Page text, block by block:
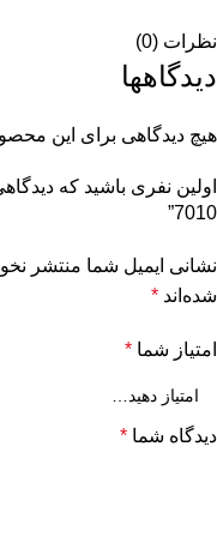
نظرات (0)
دیدگاهها
هیچ دیدگاهی برای این
7010”
نشانی ایمیل شما منتشر
شده‌اند *
امتیاز شما *
دیدگاه شما *